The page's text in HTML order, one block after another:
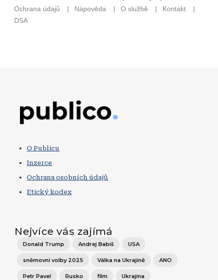
O Publicu
Inzerce
Ochrana osobních údajů
Etický kodex
Nejvíce vás zajímá
Donald Trump Andrej Babiš USA
sněmovní volby 2025 Válka na Ukrajině ANO
Petr Pavel Rusko film Ukrajina